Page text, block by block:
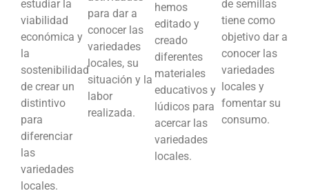
estudiar la
viabilidad
económica y
la
sostenibilidad
de crear un
distintivo
para
diferenciar
las
variedades
locales.
para dar a
conocer las
variedades
locales, su
situación y la
labor
realizada.
hemos
editado y
creado
diferentes
materiales
educativos y
lúdicos para
acercar las
variedades
locales.
de semillas
tiene como
objetivo dar a
conocer las
variedades
locales y
fomentar su
consumo.